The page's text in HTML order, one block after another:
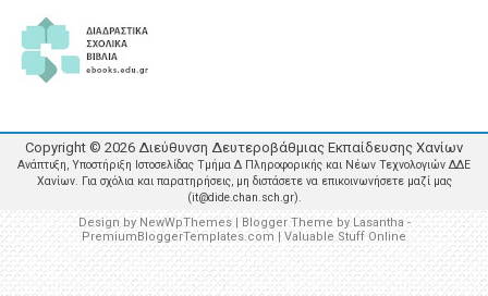
Copyright © 2026 Διεύθυνση Δευτεροβάθμιας Εκπαίδευσης Χανίων
Ανάπτυξη, Υποστήριξη Ιστοσελίδας Τμήμα Δ Πληροφορικής και Νέων Τεχνολογιών ΔΔΕ
Χανίων. Για σχόλια και παρατηρήσεις, μη διστάσετε να επικοινωνήσετε μαζί μας
(it@dide.chan.sch.gr).
Design byNewWpThemes| Blogger Theme byLasantha-
PremiumBloggerTemplates.com | Valuable Stuff Online